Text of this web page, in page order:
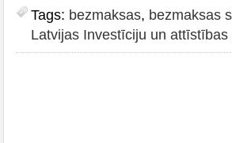
Tags: bezmaksas, bezmaksas
Latvijas Investīciju un attīstības